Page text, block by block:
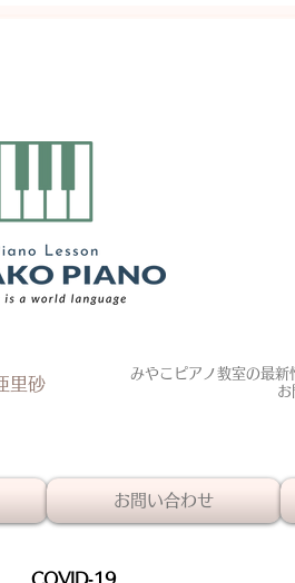
里砂
みやこピアノ教室の最
お
お問い合わせ
COVID‑19